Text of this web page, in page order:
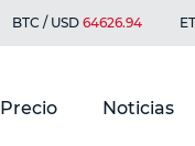
BTC / USD 64626.94
Precio Noticias